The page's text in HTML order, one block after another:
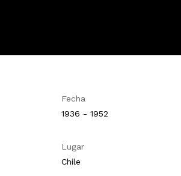
Fecha
1936 - 1952
Lugar
Chile